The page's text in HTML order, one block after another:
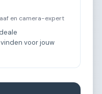
en camera-expert
voor jouw